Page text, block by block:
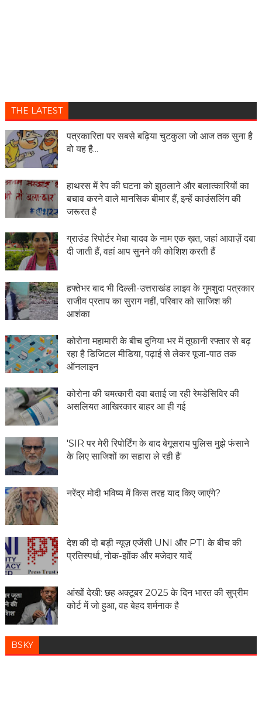
THE LATEST
पत्रकारिता पर सबसे बढ़िया चुटकुला जो आज तक सुना है
वो यह है...
हाथरस में रेप की घटना को झुठलाने और बलात्कारियों का
बचाव करने वाले मानसिक बीमार हैं, इन्हें काउंसलिंग की
जरूरत है
ग्राउंड रिपोर्टर मेधा यादव के नाम एक ख़त, जहां आवाज़ें दबा
दी जाती हैं, वहां आप सुनने की कोशिश करती हैं
हफ्तेभर बाद भी दिल्ली-उत्तराखंड लाइव के गुमशुदा पत्रकार
राजीव प्रताप का सुराग नहीं, परिवार को साजिश की
आशंका
कोरोना महामारी के बीच दुनिया भर में तूफानी रफ्तार से बढ़
रहा है डिजिटल मीडिया, पढ़ाई से लेकर पूजा-पाठ तक
ऑनलाइन
कोरोना की चमत्कारी दवा बताई जा रही रेमडेसिविर की
असलियत आखिरकार बाहर आ ही गई
'SIR पर मेरी रिपोर्टिंग के बाद बेगूसराय पुलिस मुझे फंसाने
के लिए साजिशों का सहारा ले रही है'
नरेंद्र मोदी भविष्य में किस तरह याद किए जाएंगे?
देश की दो बड़ी न्यूज़ एजेंसी UNI और PTI के बीच की
प्रतिस्पर्धा, नोक-झोंक और मजेदार यादें
आंखों देखी: छह अक्टूबर 2025 के दिन भारत की सुप्रीम
कोर्ट में जो हुआ, वह बेहद शर्मनाक है
BSKY